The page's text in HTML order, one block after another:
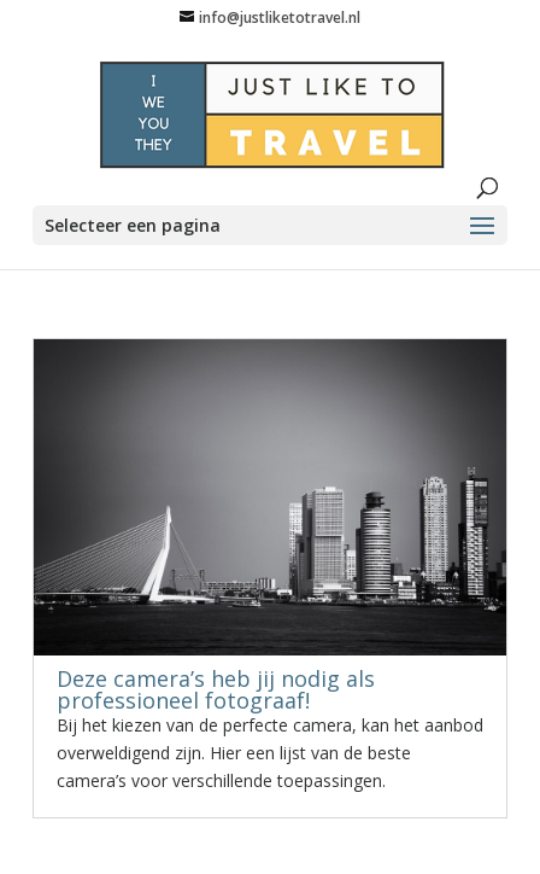
info@justliketotravel.nl
Selecteer een pagina
Deze camera’s heb jij nodig als
professioneel fotograaf!
Bij het kiezen van de perfecte camera, kan het aanbod
overweldigend zijn. Hier een lijst van de beste
camera’s voor verschillende toepassingen.